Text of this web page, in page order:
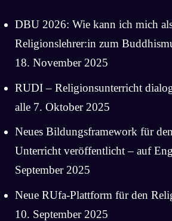
DBU 2026: Wie kann ich mich
Religionslehrer:in zum
18. November 2025
RUDI – Religionsunterricht
alle 7. Oktober 2025
Neues Bildungsframework für
Unterricht veröffentlicht – auf
September 2025
Neue RUfa-Plattform für den
10. September 2025